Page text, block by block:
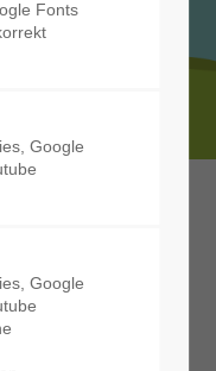
Fonts
Google
Google